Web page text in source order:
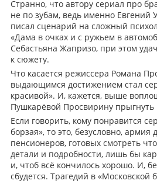
Странно, что автору сериал про
не по зубам, ведь именно Евгений
писал сценарий на сложный
«Дама в очках и с ружьем в
Себастьяна Жапризо, при этом
к сюжету.
Что касается режиссера Романа
выдающимся достижением стал
красивой». И, кажется, выше
Пушкарёвой Просвирину прыгнуть
Если говорить, кому понравится
борзая», то это, безусловно, армия
пенсионеров, готовых смотреть
детали и подробности, лишь бы
и, чтоб всё кончилось хорошо. И,
сбудется. Трагедий в «Московской